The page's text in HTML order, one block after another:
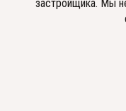
застройщика. Мы